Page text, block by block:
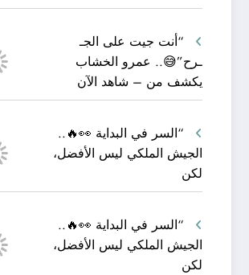
“أنت جيت على الجـ
ـرح”😅.. عمرو الخشاب
يكشف من – شاهد الآن
“السر في البداية 👀🔥..
الجيش الملكي ليس الأفضل،
لكن
“السر في البداية 👀🔥..
الجيش الملكي ليس الأفضل،
لكن